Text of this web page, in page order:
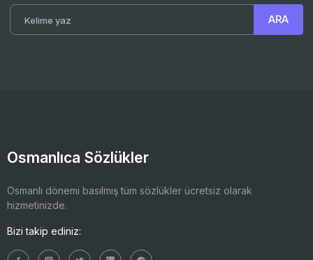
Osmanlıca Sözlükler
Osmanlı dönemi basılmış tüm sözlükler ücretsiz olarak
hizmetinizde.
Bizi takip ediniz: